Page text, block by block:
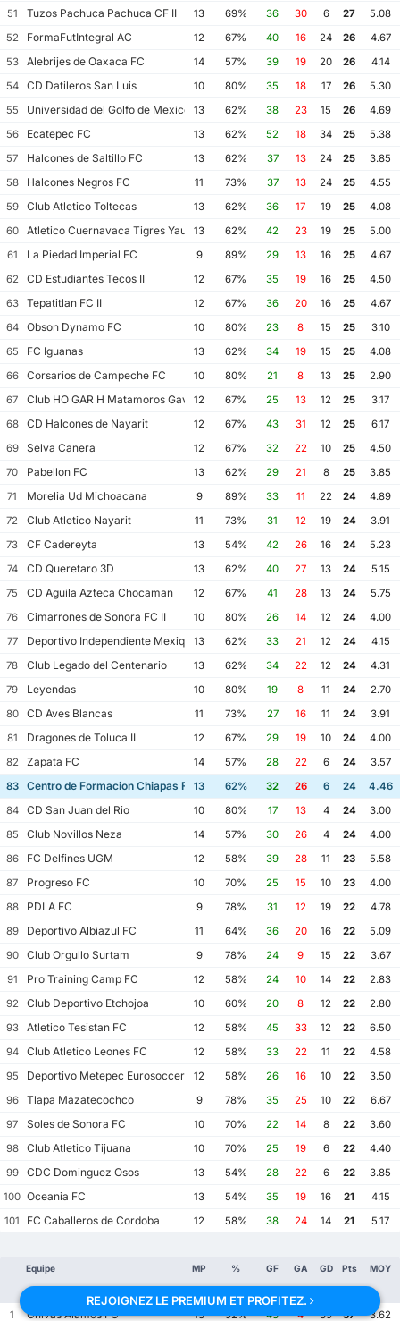
51
Tuzos Pachuca Pachuca CF II 13 69% 36 30 6 27
5.08
52
FormaFutIntegral AC 12 67% 40 16 24 26
4.67
53
Alebrijes de Oaxaca FC 14 57% 39 19 20 26
4.14
54
CD Datileros San Luis 10 80% 35 18 17 26
5.30
55
Universidad del Golfo de Mexico FC
13 62% 38 23 15 26
4.69
56
Ecatepec FC 13 62% 52 18 34 25
5.38
57
Halcones de Saltillo FC 13 62% 37 13 24 25
3.85
58
Halcones Negros FC 11 73% 37 13 24 25
4.55
59
Club Atletico Toltecas 13 62% 36 17 19 25
4.08
60
Atletico Cuernavaca Tigres Yautepec
13 62% 42 23 19 25
5.00
61
La Piedad Imperial FC 9 89% 29 13 16 25
4.67
62
CD Estudiantes Tecos II 12 67% 35 19 16 25
4.50
63
Tepatitlan FC II 12 67% 36 20 16 25
4.67
64
Obson Dynamo FC 10 80% 23 8 15 25
3.10
65
FC Iguanas 13 62% 34 19 15 25
4.08
66
Corsarios de Campeche FC 10 80% 21 8 13 25
2.90
67
Club HO GAR H Matamoros Gavilanes FC Matamoros II
12 67% 25 13 12 25
3.17
68
CD Halcones de Nayarit 12 67% 43 31 12 25
6.17
69
Selva Canera 12 67% 32 22 10 25
4.50
70
Pabellon FC 13 62% 29 21 8 25
3.85
71
Morelia Ud Michoacana 9 89% 33 11 22 24
4.89
72
Club Atletico Nayarit 11 73% 31 12 19 24
3.91
73
CF Cadereyta 13 54% 42 26 16 24
5.23
74
CD Queretaro 3D 13 62% 40 27 13 24
5.15
75
CD Aguila Azteca Chocaman 12 67% 41 28 13 24
5.75
76
Cimarrones de Sonora FC II 10 80% 26 14 12 24
4.00
77
Deportivo Independiente Mexiquense
13 62% 33 21 12 24
4.15
78
Club Legado del Centenario 13 62% 34 22 12 24
4.31
79
Leyendas 10 80% 19 8 11 24
2.70
80
CD Aves Blancas 11 73% 27 16 11 24
3.91
81
Dragones de Toluca II 12 67% 29 19 10 24
4.00
82
Zapata FC 14 57% 28 22 6 24
3.57
83
Centro de Formacion Chiapas Futbol
13 62% 32 26 6 24
4.46
84
CD San Juan del Rio 10 80% 17 13 4 24
3.00
85
Club Novillos Neza 14 57% 30 26 4 24
4.00
86
FC Delfines UGM 12 58% 39 28 11 23
5.58
87
Progreso FC 10 70% 25 15 10 23
4.00
88
PDLA FC 9 78% 31 12 19 22
4.78
89
Deportivo Albiazul FC 11 64% 36 20 16 22
5.09
90
Club Orgullo Surtam 9 78% 24 9 15 22
3.67
91
Pro Training Camp FC 12 58% 24 10 14 22
2.83
92
Club Deportivo Etchojoa 10 60% 20 8 12 22
2.80
93
Atletico Tesistan FC 12 58% 45 33 12 22
6.50
94
Club Atletico Leones FC 12 58% 33 22 11 22
4.58
95
Deportivo Metepec Eurosoccer FC
12 58% 26 16 10 22
3.50
96
Tlapa Mazatecochco 9 78% 35 25 10 22
6.67
97
Soles de Sonora FC 10 70% 22 14 8 22
3.60
98
Club Atletico Tijuana 10 70% 25 19 6 22
4.40
99
CDC Dominguez Osos 13 54% 28 22 6 22
3.85
100 Oceania FC 13 54% 35 19 16 21
4.15
101
FC Caballeros de Cordoba 12 58% 38 24 14 21 5.17
Equipe MP % GF GA GD Pts MOY
1 Chivas Alamos FC 13 92% 43 4 39 37 3.62
REJOIGNEZ LE PREMIUM ET PROFITEZ.